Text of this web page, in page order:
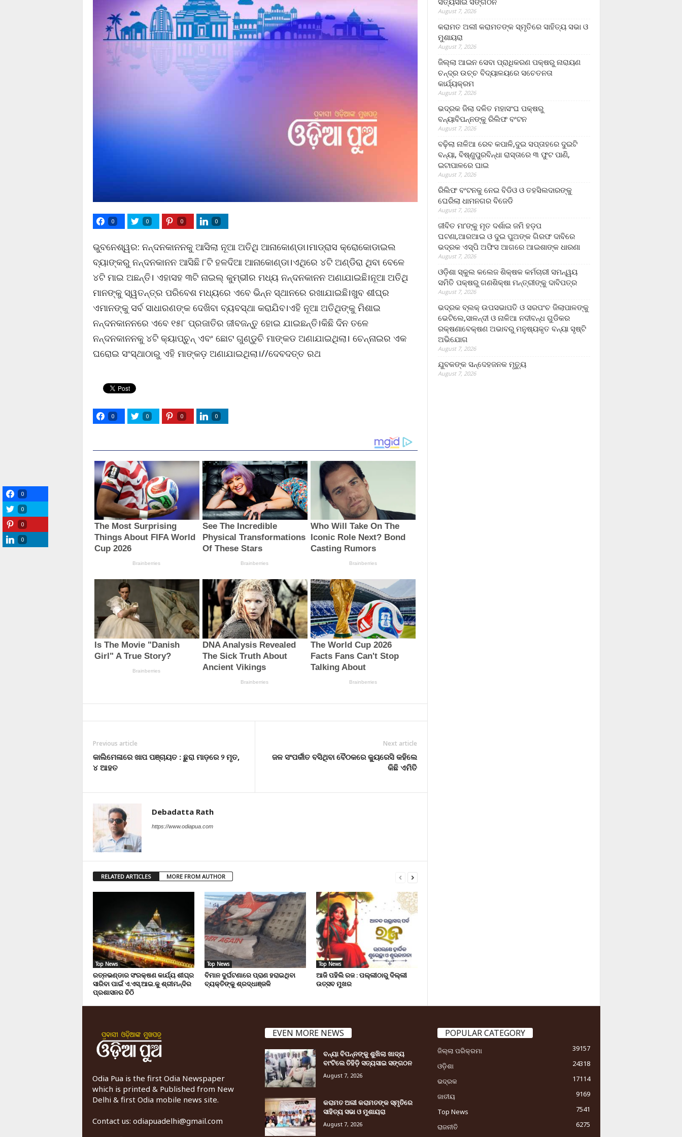
0 0 0 0
ଭୁବନେଶ୍ୱର: ନନ୍ଦନକାନନକୁ ଆସିଲା ନୂଆ ଅତିଥି ଆନାକୋଣ୍ଡା।ମାଡ୍ରାସ କ୍ରୋକୋଡାଇଲ
ବ୍ୟାଙ୍କରୁ ନନ୍ଦନକାନନ ଆସିଛି ୮ଟି ହଳଦିଆ ଆନାକୋଣ୍ଡା।ଏଥିରେ ୪ଟି ଅଣ୍ଡିରା ଥିବା ବେଳେ
୪ଟି ମାଇ ଅଛନ୍ତି। ଏହାସହ ୩ଟି ନାଇଲ୍‌ କୁମ୍ଭୀର ମଧ୍ୟ ନନ୍ଦନକାନନ ଅଣାଯାଇଛି।ନୂଆ ଅତିଥି
ମାନଙ୍କୁ ସ୍ୱତନ୍ତ୍ର ପରିବେଶ ମଧ୍ୟରେ ଏବେ ଭିନ୍ନ ସ୍ଥାନରେ ରଖାଯାଇଛି।ଖୁବ ଶୀଘ୍ର
ଏମାନଙ୍କୁ ସର୍ବ ସାଧାରଣଙ୍କ ଦେଖିବା ବ୍ୟବସ୍ଥା କରାଯିବ।ଏହି ନୂଆ ଅତିଥିଙ୍କୁ ମିଶାଇ
ନନ୍ଦନକାନନରେ ଏବେ ୧୫୮ ପ୍ରଜାତିର ଜୀବଜନ୍ତୁ ହୋଇ ଯାଇଛନ୍ତି।କିଛି ଦିନ ତଳେ
ନନ୍ଦନକାନନକୁ ୪ଟି କ୍ୟାପ୍‌ଚୁନ୍‌ ଏବଂ ଛୋଟ ଗୁଣ୍ଡୁଚି ମାଙ୍କଡ ଅଣାଯାଇଥିଲା। ଚେନ୍ନାଇର ଏକ
ଘରୋଇ ସଂସ୍ଥାଠାରୁ ଏହି ମାଙ୍କଡ଼ ଅଣାଯାଇଥିଲା।//ଦେବଦତ୍ତ ରଥ
0 0 0 0
Previous article
କାଲିମେଳାରେ ଖାପ ପଞ୍ଚାୟତ : ଛୁରା ମାଡ଼ରେ ୨ ମୃତ,
୪ ଆହତ
Next article
ଜଳ ସଂପର୍କୀତ ବସିଥିବା ବୈଠକରେ କ୍ୟୁରେସି କହିଲେ
କିଛି ଏମିତି
Debadatta Rath
https://www.odiapua.com
RELATED ARTICLES MORE FROM AUTHOR
Top News
ରତ୍ନଭଣ୍ଡାର ସଂରକ୍ଷଣ କାର୍ଯ୍ୟ ଶୀଘ୍ର
ସାରିବା ପାଇଁ ଏ.ଏସ୍.ଆଇ.କୁ ଶ୍ରୀମନ୍ଦିର
ପ୍ରଶାସନର ଚିଠି
Top News
ବିମାନ ଦୁର୍ଘଟଣାରେ ପ୍ରାଣ ହରାଇଥିବା
ବ୍ୟକ୍ତିଙ୍କୁ ଶ୍ରଦ୍ଧାଞ୍ଜଳି
Top News
ଆଜି ପହିଲି ରଜ : ପଲ୍ଲୀଠାରୁ ଦିଲ୍ଲୀ
ଉତ୍ସବ ମୁଖର
August 7, 2026
କରାମତ ଅଲୀ କରାମତଙ୍କ ସ୍ମୃତିରେ ସାହିତ୍ୟ ସଭା ଓ
ମୁଶାୟରା
August 7, 2026
ଜିଲ୍ଲା ଆଇନ ସେବା ପ୍ରାଧିକରଣ ପକ୍ଷରୁ ନାରାୟଣ
ଚନ୍ଦ୍ର ଉଚ୍ଚ ବିଦ୍ୟାଳୟରେ ସଚେତନତା
କାର୍ଯ୍ୟକ୍ରମ
August 7, 2026
ଭଦ୍ରକ ଜିଲା ଦଳିତ ମହାସଂଘ ପକ୍ଷରୁ
ବନ୍ୟାବିପନ୍ନଙ୍କୁ ରିଲିଫ ବଂଟନ
August 7, 2026
ବଢ଼ିଲା ନାଳିଆ ରେବ କପାଳି,ଦୁଇ ସପ୍ତାହରେ ଦୁଇଟି
ବନ୍ୟା, ବିଷ୍ଣୁପୁରବିନ୍ଧା ରାସ୍ତାରେ ୩ ଫୁଟ ପାଣି,
ଇଟାପାଳରେ ଘାଇ
August 7, 2026
ରିଲିଫ ବଂଟନକୁ ନେଇ ବିଡିଓ ଓ ତହସିଲଦାରଙ୍କୁ
ଘେରିଲା ଧାମନଗର ବିଜେଡି
August 7, 2026
ଜୀବିତ ମା’ଙ୍କୁ ମୃତ ଦର୍ଶାଇ ଜମି ହଡ଼ପ
ଘଟଣା,ଆରଆଇ ଓ ଦୁଇ ପୁଅଙ୍କ ଗିରଫ ଦାବିରେ
ଭଦ୍ରକ ଏସ୍‌ପି ଅଫିସ ଆଗରେ ଆଇଶାଙ୍କ ଧାରଣା
August 7, 2026
ଓଡ଼ିଶା ସ୍କୁଲ କଲେଜ ଶିକ୍ଷକ କର୍ମଚାରୀ ସମନ୍ୱୟ
ସମିତି ପକ୍ଷରୁ ଗଣଶିକ୍ଷା ମନ୍ତ୍ରୀଙ୍କୁ ଦାବିପତ୍ର
August 7, 2026
ଭଦ୍ରକ ବ୍ଲକ୍ ଉପସଭାପତି ଓ ସରପଂଚ ଜିଲାପାଳଙ୍କୁ
ଭେଟିଲେ,ସାଳନ୍ଦୀ ଓ ନାଳିଆ ନଦୀବନ୍ଧ ଗୁଡିକର
ରକ୍ଷଣାବେକ୍ଷଣ ଅଭାବରୁ ମନୁଷ୍ୟକୃତ ବନ୍ୟା ସୃଷ୍ଟି
ଅଭିଯୋଗ
August 7, 2026
ଯୁବକଙ୍କ ସନ୍ଦେହଜନକ ମୃତ୍ୟୁ
August 7, 2026
Odia Pua is the first Odia Newspaper
which is printed & Published from New
Delhi & first Odia mobile news site.
Contact us: odiapuadelhi@gmail.com
EVEN MORE NEWS
ବନ୍ୟା ବିପନ୍ନଙ୍କୁ ଶୁଖିଲା ଖାଦ୍ୟ
ବାଂଟିଲେ ତିହିଡି଼ ସତ୍ୟସାଇ ସଙ୍ଗଠନ
August 7, 2026
କରାମତ ଅଲୀ କରାମତଙ୍କ ସ୍ମୃତିରେ
ସାହିତ୍ୟ ସଭା ଓ ମୁଶାୟରା
August 7, 2026
POPULAR CATEGORY
ଜିଲ୍ଲା ପରିକ୍ରମା
39157
ଓଡ଼ିଶା
24318
ଭଦ୍ରକ
17114
ଜାତୀୟ
9169
Top News
7541
ରାଜନୀତି
6275
0
0
0
0